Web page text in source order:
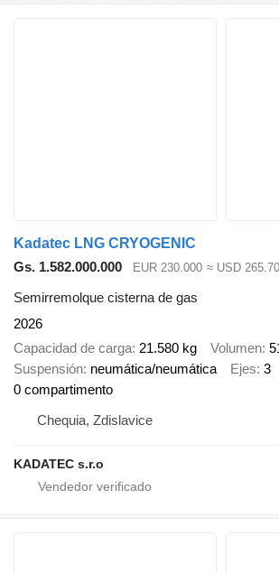
Kadatec LNG CRYOGENIC
Gs. 1.582.000.000
EUR 230.000 ≈ USD
Semirremolque cisterna de gas
2026
Capacidad de carga 21.580 kg Volumen
Suspensión neumática/neumática Ejes 3
0 compartimento
Chequia, Zdislavice
KADATEC s.r.o